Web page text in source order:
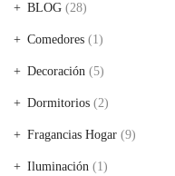
BLOG (28)
Comedores (1)
Decoración (5)
Dormitorios (2)
Fragancias Hogar (9)
Iluminación (1)